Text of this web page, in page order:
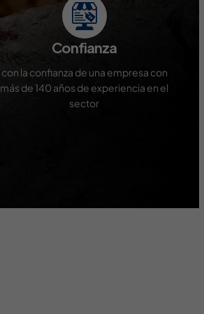
Confianza
con la confianza de una empresa con
más de 140 años de experiencia en el
sector